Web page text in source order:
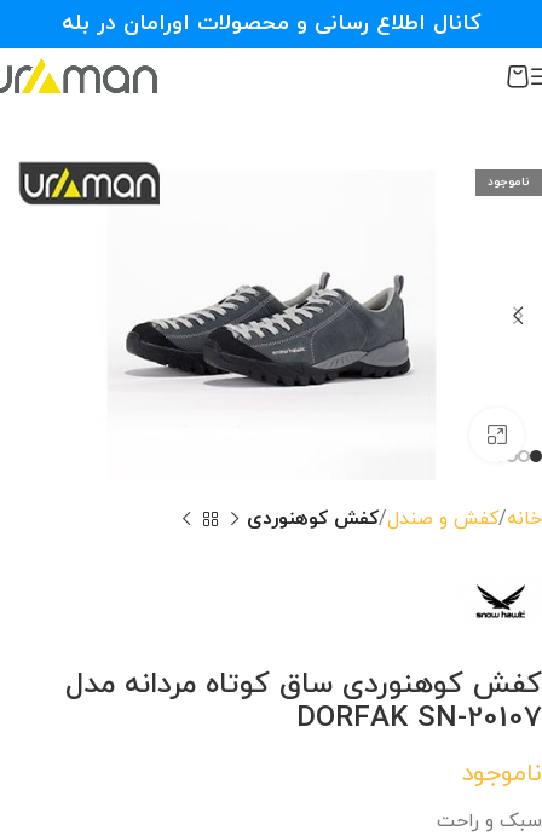
ناموجود
خانه کفش و صندل کفش کوهنوردی
کفش کوهنوردی ساق کوتاه مردانه مدل
DORFAK SN-20107
ناموجود
سبک و راحت
کانال اطلاع رسانی و محصولات اورامان در بله